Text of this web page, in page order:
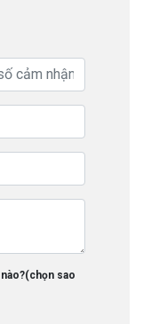
nào?(chọn sao